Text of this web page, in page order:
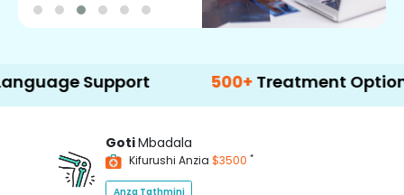
Support 500+ Treatment Options
GotiMbadala
Kifurushi Anzia $3500 *
Anza Tathmini